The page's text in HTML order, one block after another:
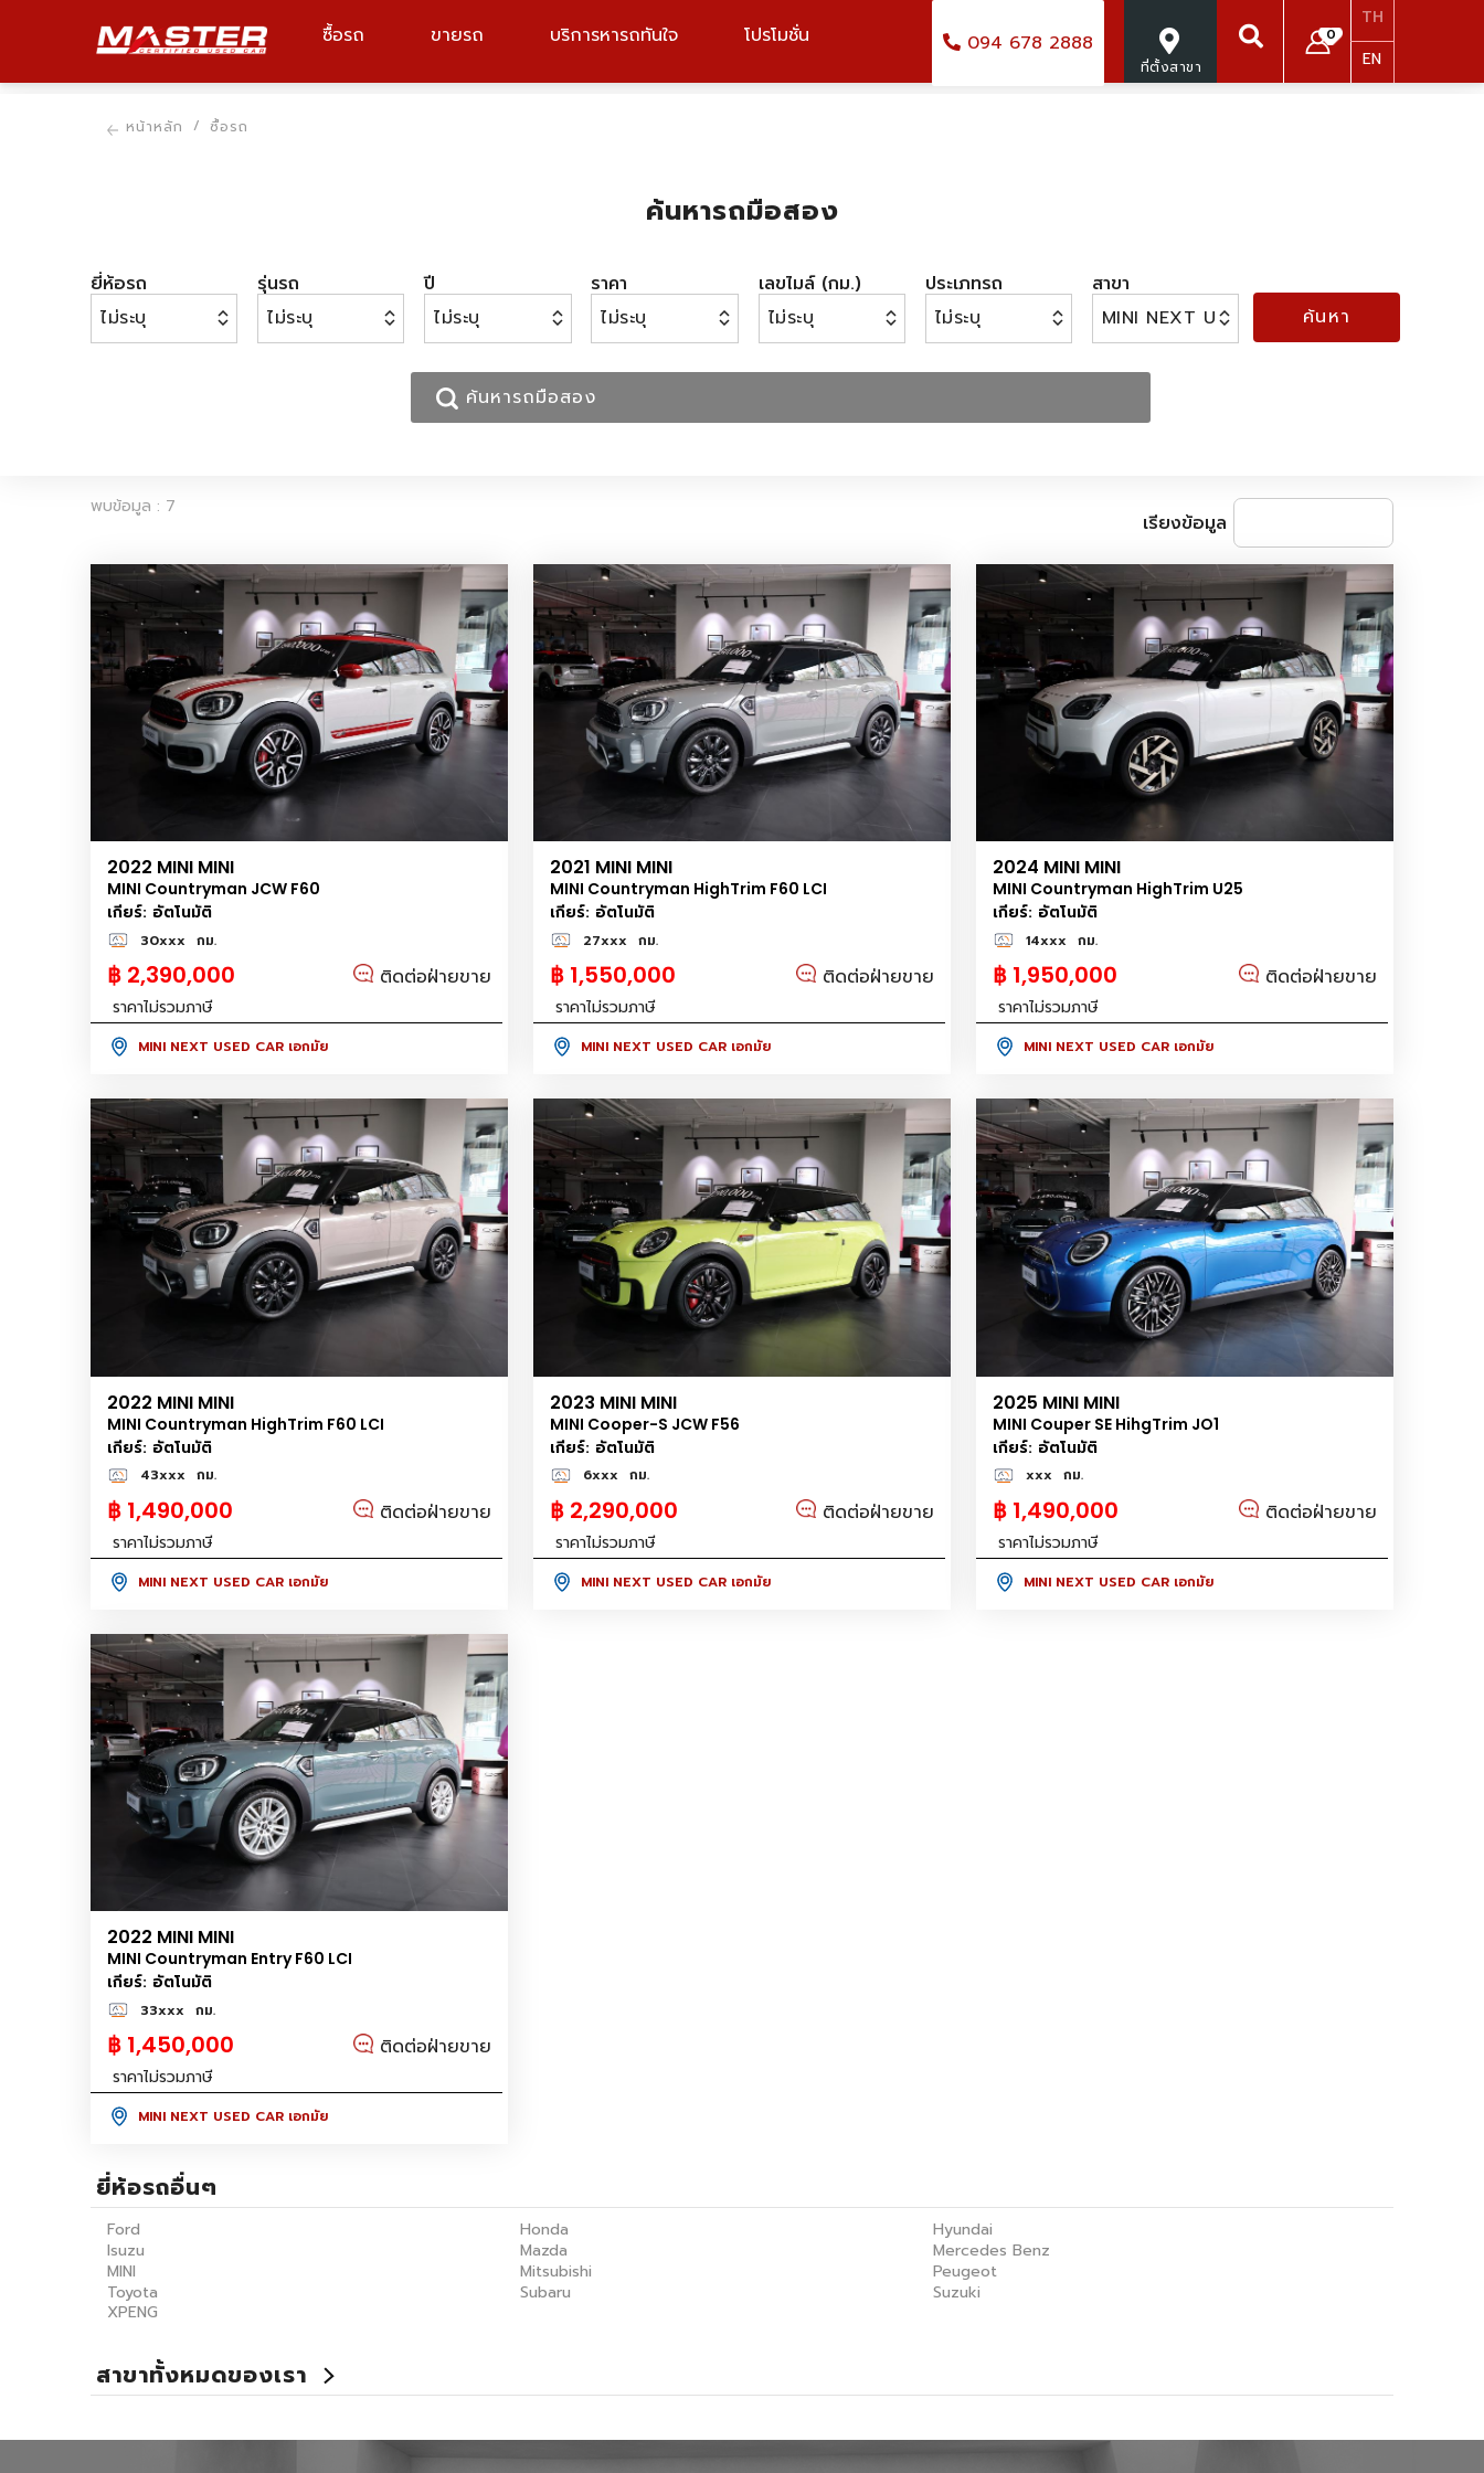
ซื้อรถ ขายรถ บริการหารถทันใจ โปรโมชั่น
TH
EN
0
ที่ตั้งสาขา
094 678 2888
ยี่ห้อรถ, รุ่นรถ, รหัสรถ
หน้าหลัก ซื้อรถ
ค้นหารถมือสอง
ยี่ห้อรถ รุ่นรถ ปี ราคา เลขไมล์ (กม.) ประเภทรถ
สาขา
ค้นหา
พบข้อมูล : 7
เรียงข้อมูล
2022 MINI MINI
MINI Countryman JCW F60
เกียร์: อัตโนมัติ
30xxx กม.
฿ 2,390,000 ติดต่อฝ่ายขาย
ราคาไม่รวมภาษี
MINI NEXT USED CAR เอกมัย
2021 MINI MINI
MINI Countryman HighTrim F60 LCI
เกียร์: อัตโนมัติ
27xxx กม.
฿ 1,550,000 ติดต่อฝ่ายขาย
ราคาไม่รวมภาษี
MINI NEXT USED CAR เอกมัย
2024 MINI MINI
MINI Countryman HighTrim U25
เกียร์: อัตโนมัติ
14xxx กม.
฿ 1,950,000 ติดต่อฝ่ายขาย
ราคาไม่รวมภาษี
MINI NEXT USED CAR เอกมัย
2022 MINI MINI
MINI Countryman HighTrim F60 LCI
เกียร์: อัตโนมัติ
43xxx กม.
฿ 1,490,000 ติดต่อฝ่ายขาย
ราคาไม่รวมภาษี
MINI NEXT USED CAR เอกมัย
2023 MINI MINI
MINI Cooper-S JCW F56
เกียร์: อัตโนมัติ
6xxx กม.
฿ 2,290,000 ติดต่อฝ่ายขาย
ราคาไม่รวมภาษี
MINI NEXT USED CAR เอกมัย
2025 MINI MINI
MINI Couper SE HihgTrim JO1
เกียร์: อัตโนมัติ
xxx กม.
฿ 1,490,000 ติดต่อฝ่ายขาย
ราคาไม่รวมภาษี
MINI NEXT USED CAR เอกมัย
2022 MINI MINI
MINI Countryman Entry F60 LCI
เกียร์: อัตโนมัติ
33xxx กม.
฿ 1,450,000 ติดต่อฝ่ายขาย
ราคาไม่รวมภาษี
MINI NEXT USED CAR เอกมัย
ยี่ห้อรถอื่นๆ
Ford Honda
Hyundai
Isuzu
Mazda
Mercedes Benz
MINI
Mitsubishi
Peugeot
Toyota
Subaru
Suzuki
XPENG
สาขาทั้งหมดของเรา
MINI NEXT USED CAR เอกมัย